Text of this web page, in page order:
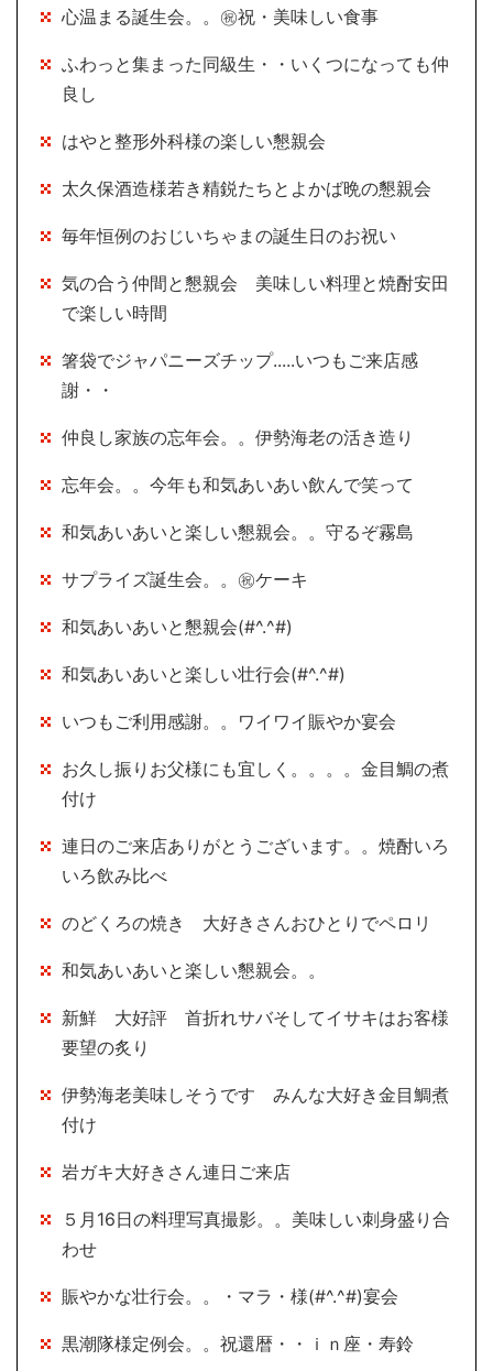
心温まる誕生会。。㊗祝・美味しい食事
ふわっと集まった同級生・・いくつになっても仲
良し
はやと整形外科様の楽しい懇親会
太久保酒造様若き精鋭たちとよかば晩の懇親会
毎年恒例のおじいちゃまの誕生日のお祝い
気の合う仲間と懇親会 美味しい料理と焼酎安田
で楽しい時間
箸袋でジャパニーズチップ.....いつもご来店感
謝・・
仲良し家族の忘年会。。伊勢海老の活き造り
忘年会。。今年も和気あいあい飲んで笑って
和気あいあいと楽しい懇親会。。守るぞ霧島
サプライズ誕生会。。㊗ケーキ
和気あいあいと懇親会(#^.^#)
和気あいあいと楽しい壮行会(#^.^#)
いつもご利用感謝。。ワイワイ賑やか宴会
お久し振りお父様にも宜しく。。。。金目鯛の煮
付け
連日のご来店ありがとうございます。。焼酎いろ
いろ飲み比べ
のどくろの焼き 大好きさんおひとりでペロリ
和気あいあいと楽しい懇親会。。
新鮮 大好評 首折れサバそしてイサキはお客様
要望の炙り
伊勢海老美味しそうです みんな大好き金目鯛煮
付け
岩ガキ大好きさん連日ご来店
５月16日の料理写真撮影。。美味しい刺身盛り合
わせ
賑やかな壮行会。。・マラ・様(#^.^#)宴会
黒潮隊様定例会。。祝還暦・・ｉｎ座・寿鈴